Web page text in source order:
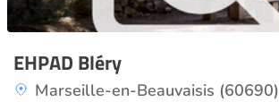
EHPAD Bléry
Marseille-en-Beauvaisis (60690)